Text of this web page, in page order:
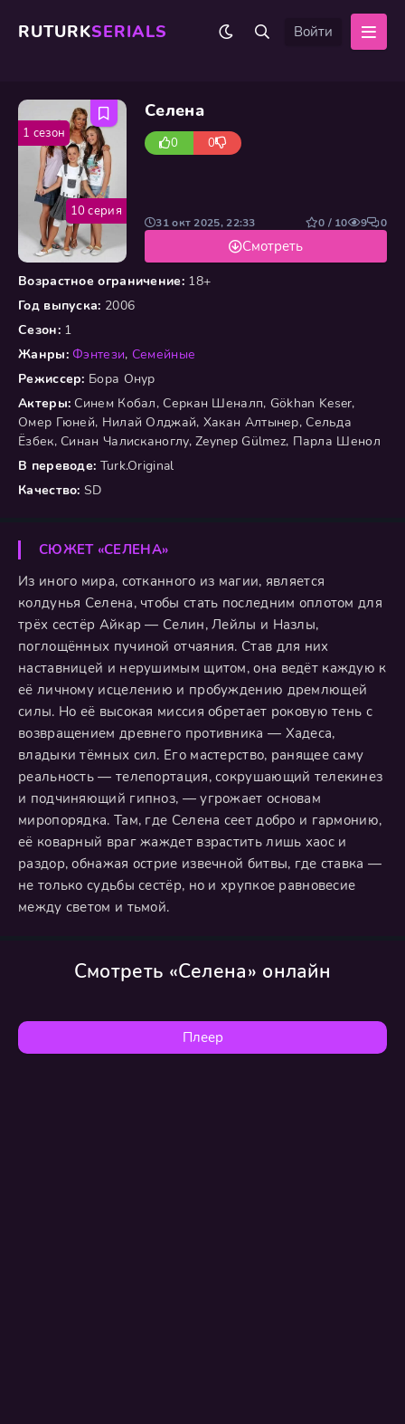
RUTURKSERIALS Войти
Селена
0 0
Возрастное ограничение:18+
Год выпуска: 2006
Сезон:1
Жанры: Фэнтези, Семейные
Режиссер: Бора Онур
Актеры: Синем Кобал, Серкан Шеналп, Gökhan Keser,
Омер Гюней, Нилай Олджай, Хакан Алтынер, Сельда
Ёзбек, Синан Чалисканоглу, Zeynep Gülmez, Парла Шенол
В переводе: Turk.Original
Качество: SD
Смотреть
31 окт 2025, 22:33 0 / 10 9 0
10 серия
1 сезон
СЮЖЕТ «СЕЛЕНА»
Из иного мира, сотканного из магии, является
колдунья Селена, чтобы стать последним оплотом для
трёх сестёр Айкар — Селин, Лейлы и Назлы,
поглощённых пучиной отчаяния. Став для них
наставницей и нерушимым щитом, она ведёт каждую к
её личному исцелению и пробуждению дремлющей
силы. Но её высокая миссия обретает роковую тень с
возвращением древнего противника — Хадеса,
владыки тёмных сил. Его мастерство, ранящее саму
реальность — телепортация, сокрушающий телекинез
и подчиняющий гипноз, — угрожает основам
миропорядка. Там, где Селена сеет добро и гармонию,
её коварный враг жаждет взрастить лишь хаос и
раздор, обнажая острие извечной битвы, где ставка —
не только судьбы сестёр, но и хрупкое равновесие
между светом и тьмой.
Смотреть «Селена» онлайн
Плеер